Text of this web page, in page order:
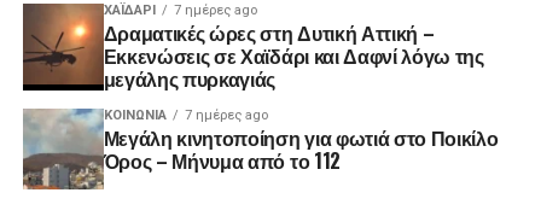
ΧΑΪΔΑΡΙ 7 ημέρες ago
Δραματικές ώρες στη Δυτική Αττική –
Εκκενώσεις σε Χαϊδάρι και Δαφνί λόγω της
μεγάλης πυρκαγιάς
ΚΟΙΝΩΝΊΑ 7 ημέρες ago
Μεγάλη κινητοποίηση για φωτιά στο Ποικίλο
Όρος – Μήνυμα από το 112